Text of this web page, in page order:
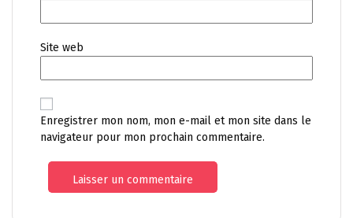
Site web
Enregistrer mon nom, mon e-mail et mon site dans le
navigateur pour mon prochain commentaire.